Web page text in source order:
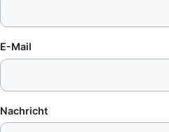
E-Mail
Nachricht